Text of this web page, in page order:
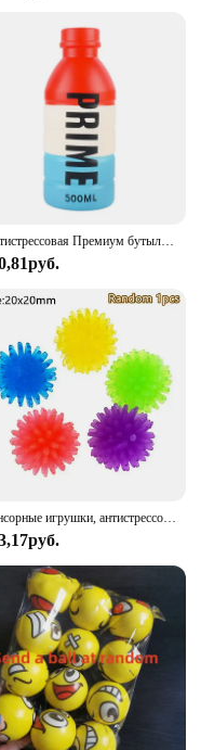
Антистрессовая Премиум бутылка для напитков, сжимаемая игрушка, мягкая набивная латте американо кофе, детский подарок на день рождения
Сенсорные игрушки, антистрессовые эластичные струны, Push It, мягкая цепочка, куб, радужный шар, мини-сжимаемая игрушка для взрослых, детский подарок